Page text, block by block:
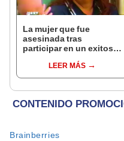
La mujer que fue
asesinada tras
participar en un exitoso
su exesposo y la
amante
LEER MÁS